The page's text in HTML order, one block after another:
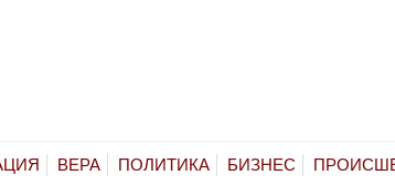
ВЕРА ПОЛИТИКА БИЗНЕС